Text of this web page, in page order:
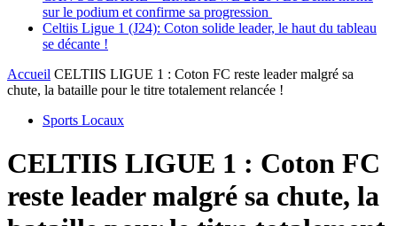
sur le podium et confirme sa progression
Celtiis Ligue 1 (J24): Coton solide leader, le haut du tableau
se décante !
Accueil CELTIIS LIGUE 1 : Coton FC reste leader malgré sa
chute, la bataille pour le titre totalement relancée !
Sports Locaux
CELTIIS LIGUE 1 : Coton FC
reste leader malgré sa chute, la